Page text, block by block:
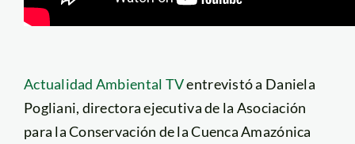
Actualidad Ambiental TVentrevistó a Daniela
Pogliani, directora ejecutiva de la Asociación
para la Conservación de la Cuenca Amazónica